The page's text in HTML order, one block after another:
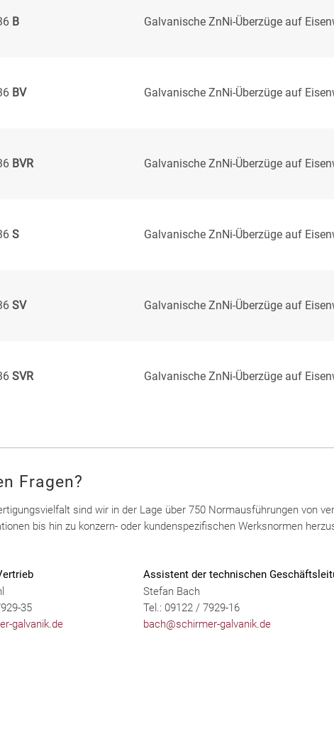
B Galvanische ZnNi-Überzüge auf
BV Galvanische ZnNi-Überzüge auf
BVR Galvanische ZnNi-Überzüge auf
S Galvanische ZnNi-Überzüge auf
SV Galvanische ZnNi-Überzüge auf
SVR Galvanische ZnNi-Überzüge auf
Fragen?
sind wir in der Lage über 750 Normausführungen von
bis hin zu konzern- oder kundenspezifischen Werksnormen
35
galvanik.de
Assistent der technischen
Stefan Bach
Tel.: 09122 / 7929-16
bach@schirmer-galvanik.de